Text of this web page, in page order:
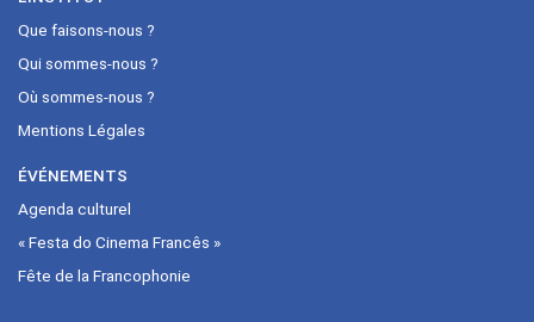
Que faisons-nous ?
Qui sommes-nous ?
Où sommes-nous ?
Mentions Légales
ÉVÉNEMENTS
Agenda culturel
« Festa do Cinema Francês »
Fête de la Francophonie